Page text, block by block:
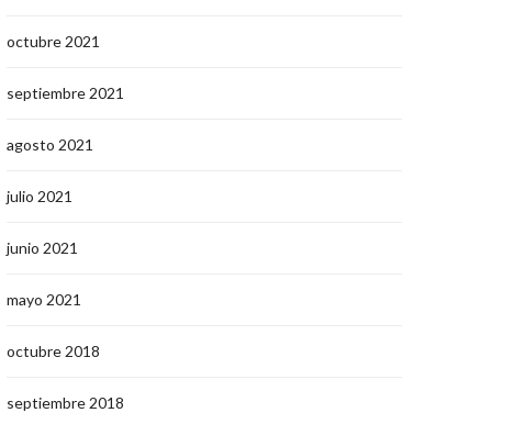
octubre 2021
septiembre 2021
agosto 2021
julio 2021
junio 2021
mayo 2021
octubre 2018
septiembre 2018